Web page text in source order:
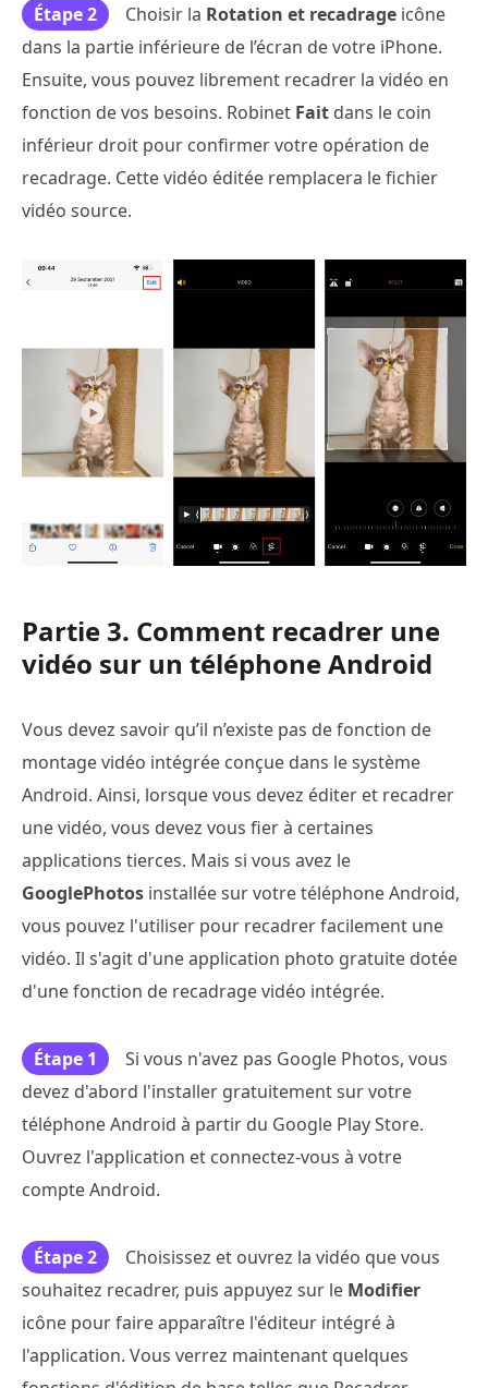
Étape 2 Choisir la Rotation et recadrage icône
dans la partie inférieure de l’écran de votre iPhone.
Ensuite, vous pouvez librement recadrer la vidéo en
fonction de vos besoins. Robinet Fait dans le coin
inférieur droit pour confirmer votre opération de
recadrage. Cette vidéo éditée remplacera le fichier
vidéo source.
Partie 3. Comment recadrer une
vidéo sur un téléphone Android
Vous devez savoir qu’il n’existe pas de fonction de
montage vidéo intégrée conçue dans le système
Android. Ainsi, lorsque vous devez éditer et recadrer
une vidéo, vous devez vous fier à certaines
applications tierces. Mais si vous avez le
GooglePhotos installée sur votre téléphone Android,
vous pouvez l'utiliser pour recadrer facilement une
vidéo. Il s'agit d'une application photo gratuite dotée
d'une fonction de recadrage vidéo intégrée.
Étape 1
Si vous n'avez pas Google Photos, vous
devez d'abord l'installer gratuitement sur votre
téléphone Android à partir du Google Play Store.
Ouvrez l'application et connectez-vous à votre
compte Android.
Étape 2
Choisissez et ouvrez la vidéo que vous
souhaitez recadrer, puis appuyez sur le Modifier
icône pour faire apparaître l'éditeur intégré à
l'application. Vous verrez maintenant quelques